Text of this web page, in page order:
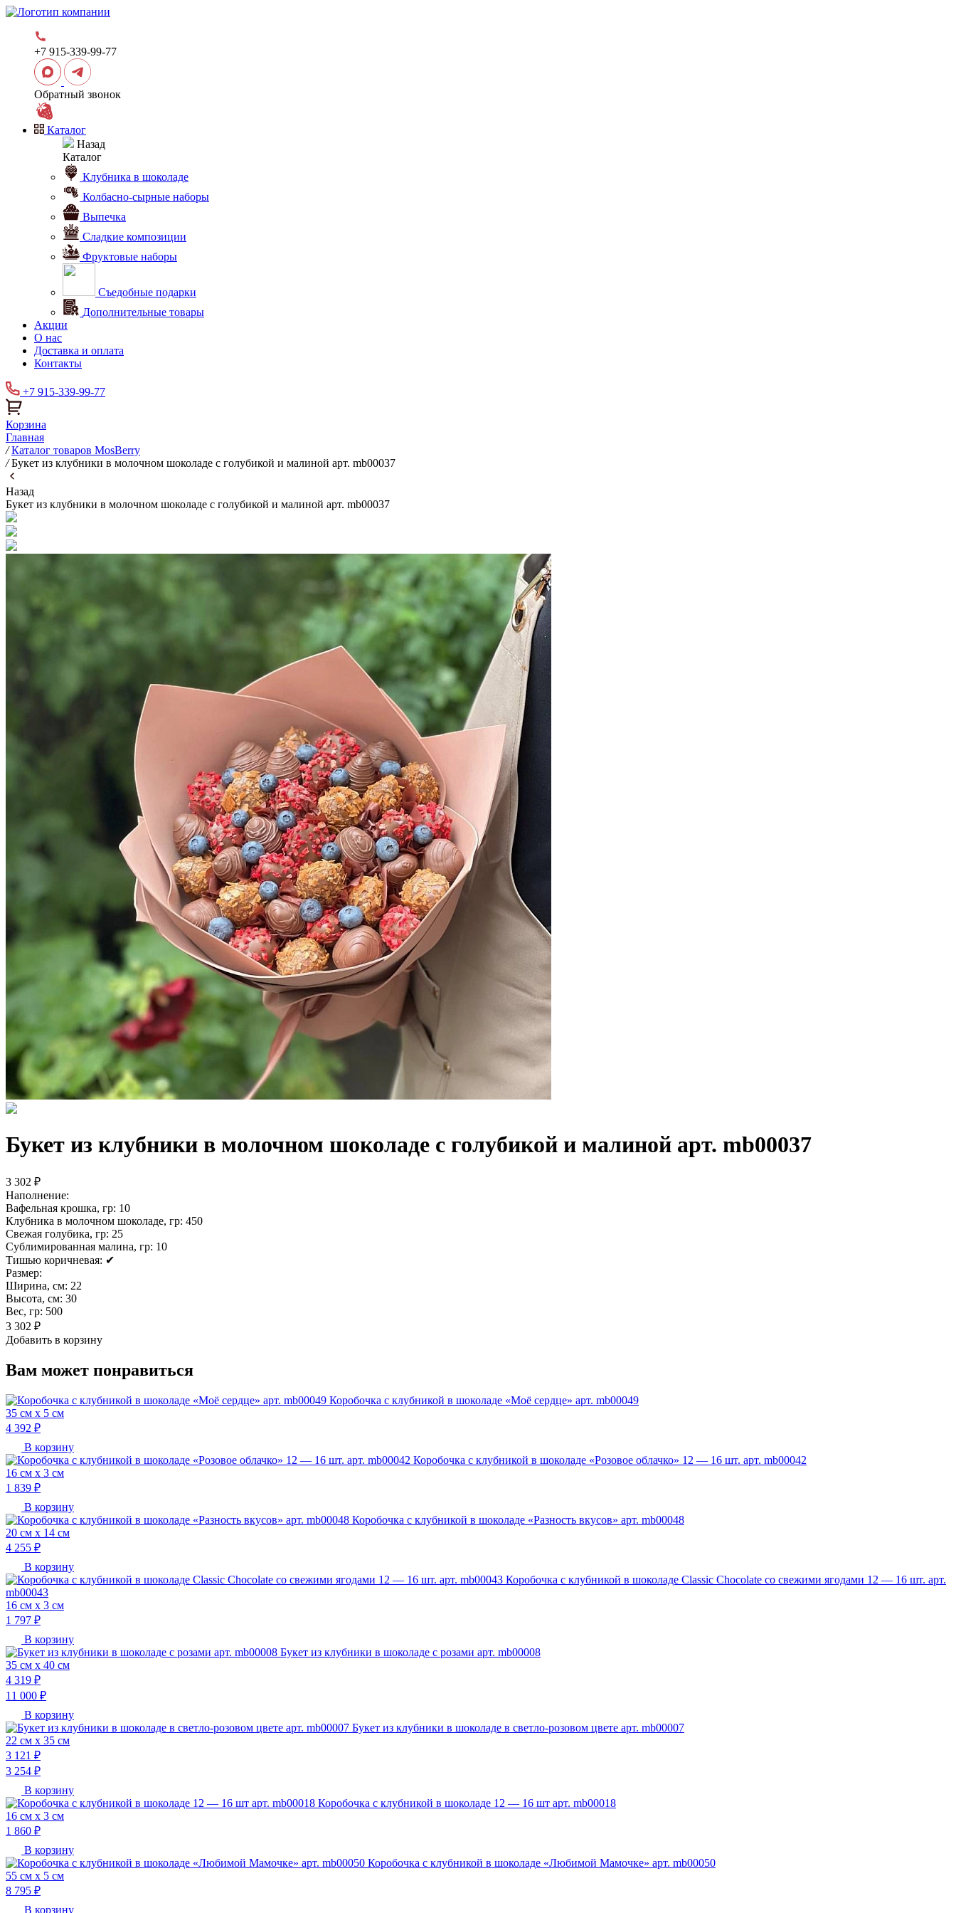
+7 915-339-99-77
Обратный звонок
Каталог
Назад
Каталог
Клубника в шоколаде
Колбасно-сырные наборы
Выпечка
Сладкие композиции
Фруктовые наборы
Съедобные подарки
Дополнительные товары
Акции
О нас
Доставка и оплата
Контакты
+7 915-339-99-77
Корзина
Главная
/ Каталог товаров MosBerry
/ Букет из клубники в молочном шоколаде с голубикой и малиной арт. mb00037
Назад
Букет из клубники в молочном шоколаде с голубикой и малиной арт. mb00037
Букет из клубники в молочном шоколаде с голубикой и малиной арт. mb00037
3 302 ₽
Наполнение:
Вафельная крошка, гр: 10
Клубника в молочном шоколаде, гр: 450
Свежая голубика, гр: 25
Сублимированная малина, гр: 10
Тишью коричневая: ✔
Размер:
Ширина, см: 22
Высота, см: 30
Вес, гр: 500
3 302 ₽
Добавить в корзину
Вам может понравиться
Коробочка с клубникой в шоколаде «Моё сердце» арт. mb00049
35 см х 5 см
4 392 ₽
В корзину
Коробочка с клубникой в шоколаде «Розовое облачко» 12 — 16 шт. арт. mb00042
16 см х 3 см
1 839 ₽
В корзину
Коробочка с клубникой в шоколаде «Разность вкусов» арт. mb00048
20 см х 14 см
4 255 ₽
В корзину
Коробочка с клубникой в шоколаде Classic Chocolate со свежими ягодами 12 — 16 шт. арт.
mb00043
16 см х 3 см
1 797 ₽
В корзину
Букет из клубники в шоколаде с розами арт. mb00008
35 см х 40 см
4 319 ₽
11 000 ₽
В корзину
Букет из клубники в шоколаде в светло-розовом цвете арт. mb00007
22 см х 35 см
3 121 ₽
3 254 ₽
В корзину
Коробочка с клубникой в шоколаде 12 — 16 шт арт. mb00018
16 см х 3 см
1 860 ₽
В корзину
Коробочка с клубникой в шоколаде «Любимой Мамочке» арт. mb00050
55 см х 5 см
8 795 ₽
В корзину